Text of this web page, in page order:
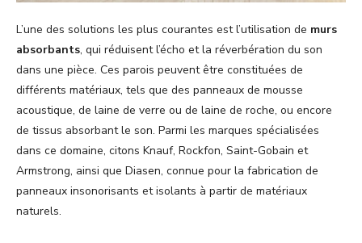
L’une des solutions les plus courantes est l’utilisation de murs
absorbants, qui réduisent l’écho et la réverbération du son
dans une pièce. Ces parois peuvent être constituées de
différents matériaux, tels que des panneaux de mousse
acoustique, de laine de verre ou de laine de roche, ou encore
de tissus absorbant le son. Parmi les marques spécialisées
dans ce domaine, citons Knauf, Rockfon, Saint-Gobain et
Armstrong, ainsi que Diasen, connue pour la fabrication de
panneaux insonorisants et isolants à partir de matériaux
naturels.